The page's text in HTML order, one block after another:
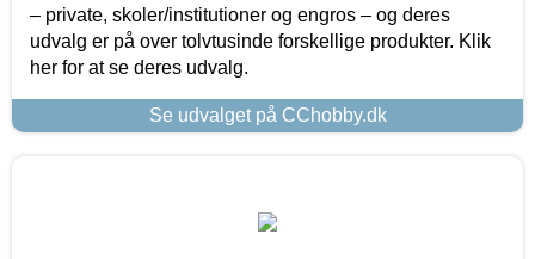
– private, skoler/institutioner og engros – og deres
udvalg er på over tolvtusinde forskellige produkter. Klik
her for at se deres udvalg.
Se udvalget på CChobby.dk